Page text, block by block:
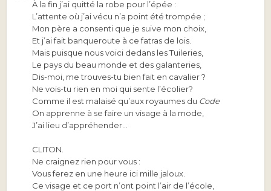
À la fin j’ai quitté la robe pour l’épée :
L’attente où j’ai vécu n’a point été trompée ;
Mon père a consenti que je suive mon choix,
Et j’ai fait banqueroute à ce fatras de lois.
Mais puisque nous voici dedans les Tuileries,
Le pays du beau monde et des galanteries,
Dis-moi, me trouves-tu bien fait en cavalier ?
Ne vois-tu rien en moi qui sente l’écolier?
Comme il est malaisé qu’aux royaumes du Code
On apprenne à se faire un visage à la mode,
J’ai lieu d’appréhender…
CLITON.
Ne craignez rien pour vous :
Vous ferez en une heure ici mille jaloux.
Ce visage et ce port n’ont point l’air de l’école,